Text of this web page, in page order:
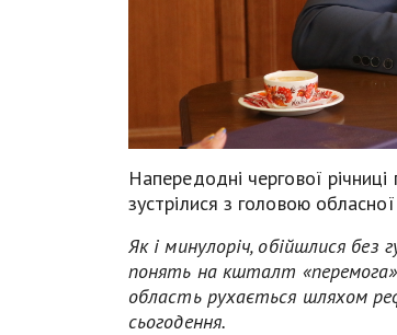
Напередодні чергової
зустрілися з головою
Як і минулоріч, обійшлися без
понять на кшталт «перемога»
область рухається шляхом
сьогодення.